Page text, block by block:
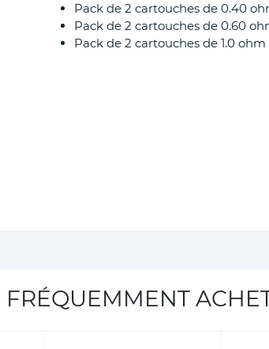
Pack de 2 cartouches de 0.40
Pack de 2 cartouches de 0.60
Pack de 2 cartouches de 1.0
FRÉQUEMMENT